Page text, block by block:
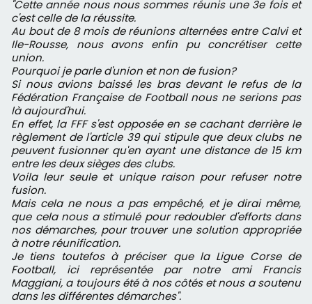
"Cette année nous nous sommes réunis une 3e fois et
c'est celle de la réussite.
Au bout de 8 mois de réunions alternées entre Calvi et
Ile-Rousse, nous avons enfin pu concrétiser cette
union.
Pourquoi je parle d'union et non de fusion?
Si nous avions baissé les bras devant le refus de la
Fédération Française de Football nous ne serions pas
là aujourd'hui.
En effet, la FFF s'est opposée en se cachant derrière le
règlement de l'article 39 qui stipule que deux clubs ne
peuvent fusionner qu'en ayant une distance de 15 km
entre les deux sièges des clubs.
Voila leur seule et unique raison pour refuser notre
fusion.
Mais cela ne nous a pas empêché, et je dirai même,
que cela nous a stimulé pour redoubler d'efforts dans
nos démarches, pour trouver une solution appropriée
à notre réunification.
Je tiens toutefos à préciser que la Ligue Corse de
Football, ici représentée par notre ami Francis
Maggiani, a toujours été à nos côtés et nous a soutenu
dans les différentes démarches".